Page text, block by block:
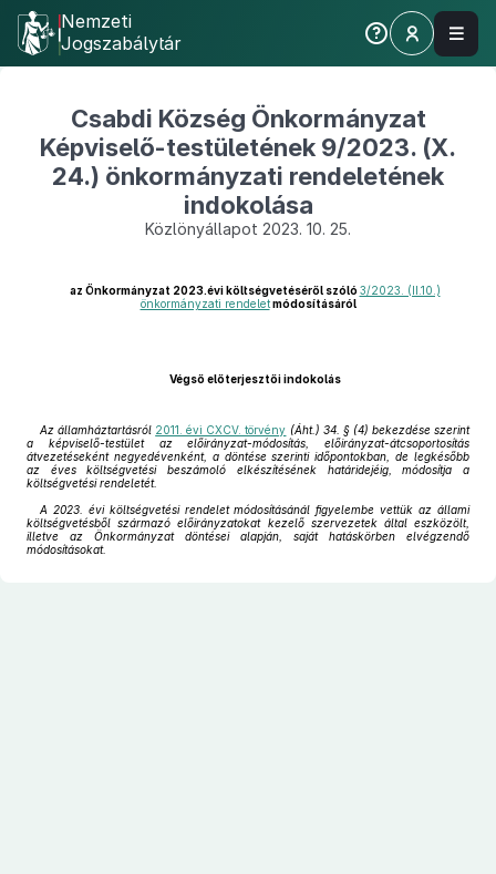
Nemzeti
Jogszabálytár
Csabdi Község Önkormányzat
Képviselő-testületének 9/2023. (X.
24.) önkormányzati rendeletének
indokolása
Közlönyállapot 2023. 10. 25.
az Önkormányzat 2023.évi költségvetéséről szóló 3/2023. (II.10.)
önkormányzati rendeletmódosításáról
Végső előterjesztői indokolás
Az államháztartásról 2011. évi CXCV. törvény (Áht.) 34. § (4) bekezdése szerint
a képviselő-testület az előirányzat-módosítás, előirányzat-átcsoportosítás
átvezetéseként negyedévenként, a döntése szerinti időpontokban, de legkésőbb
az éves költségvetési beszámoló elkészítésének határidejéig, módosítja a
költségvetési rendeletét.
A 2023. évi költségvetési rendelet módosításánál figyelembe vettük az állami
költségvetésből származó előirányzatokat kezelő szervezetek által eszközölt,
illetve az Önkormányzat döntései alapján, saját hatáskörben elvégzendő
módosításokat.